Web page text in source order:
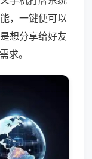
，一键便可以
想分享给好友
求。